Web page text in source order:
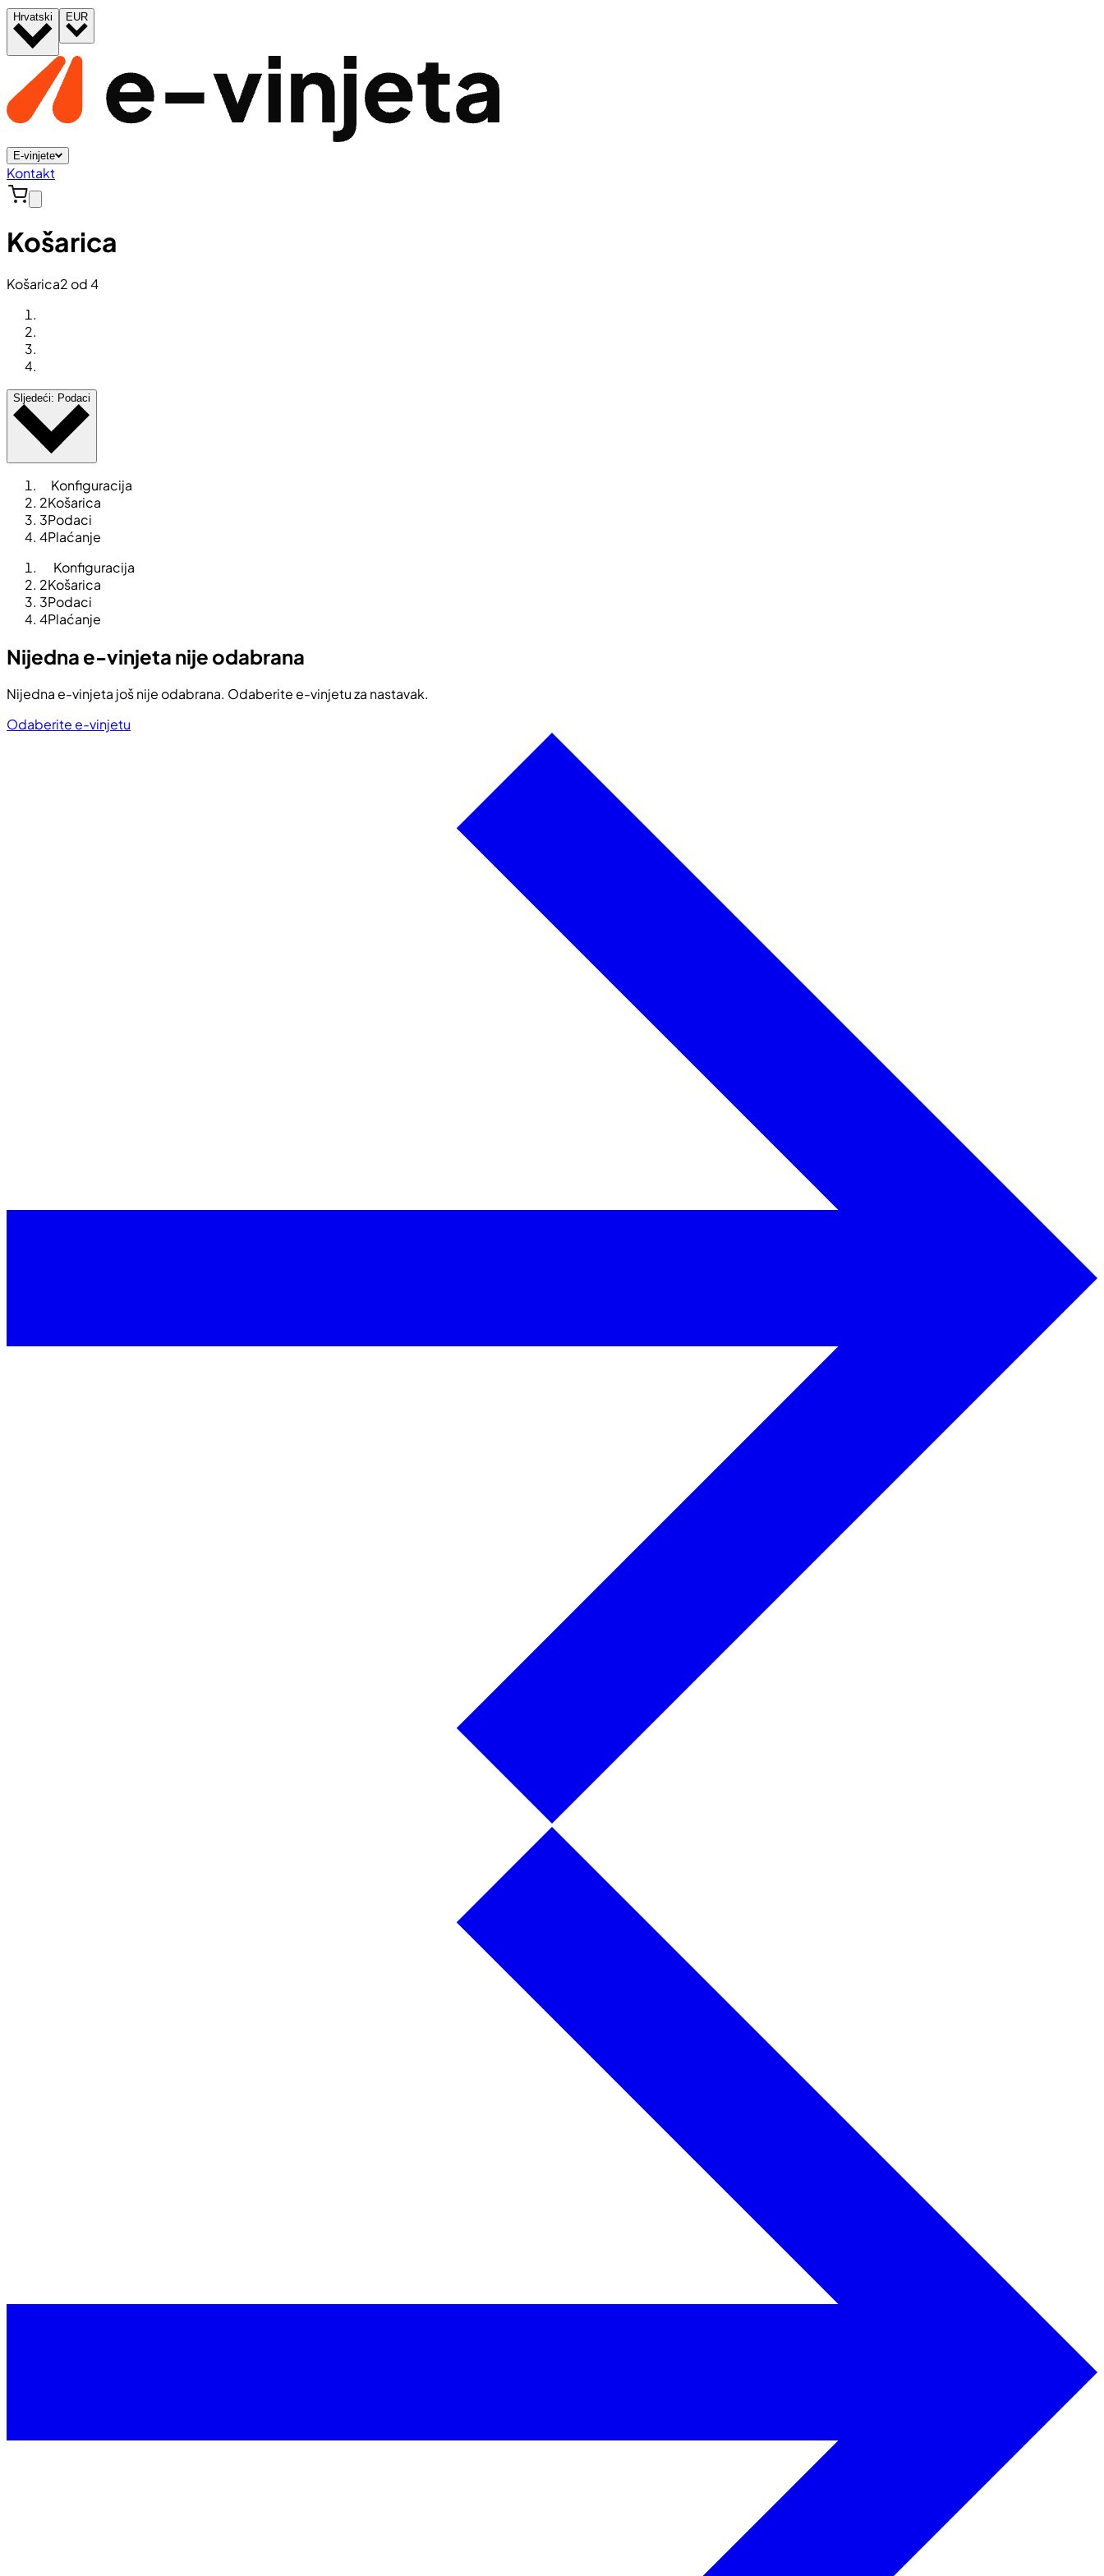
Hrvatski EUR
E-vinjete
Kontakt
Košarica
Košarica2 od 4
Sljedeći: Podaci
Konfiguracija
2Košarica
3Podaci
4Plaćanje
Konfiguracija
2Košarica
3Podaci
4Plaćanje
Nijedna e-vinjeta nije odabrana
Nijedna e-vinjeta još nije odabrana. Odaberite e-vinjetu za nastavak.
Odaberite e-vinjetu